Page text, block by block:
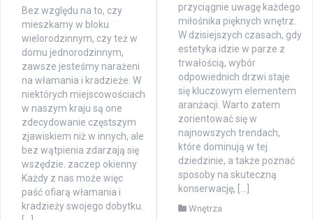
przyciągnie uwagę każdego
miłośnika pięknych wnętrz.
W dzisiejszych czasach, gdy
estetyka idzie w parze z
trwałością, wybór
odpowiednich drzwi staje
się kluczowym elementem
aranżacji. Warto zatem
zorientować się w
najnowszych trendach,
które dominują w tej
dziedzinie, a także poznać
sposoby na skuteczną
konserwację, […]
Wnętrza
Bez względu na to, czy
mieszkamy w bloku
wielorodzinnym, czy też w
domu jednorodzinnym,
zawsze jesteśmy narażeni
na włamania i kradzieże. W
niektórych miejscowościach
w naszym kraju są one
zdecydowanie częstszym
zjawiskiem niż w innych, ale
bez wątpienia zdarzają się
wszędzie. zaczep okienny
Każdy z nas może więc
paść ofiarą włamania i
kradzieży swojego dobytku.